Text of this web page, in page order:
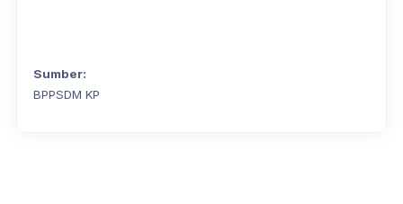
Sumber:
BPPSDM KP